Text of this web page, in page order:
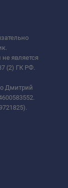
является
(2) ГК РФ.
Дмитрий